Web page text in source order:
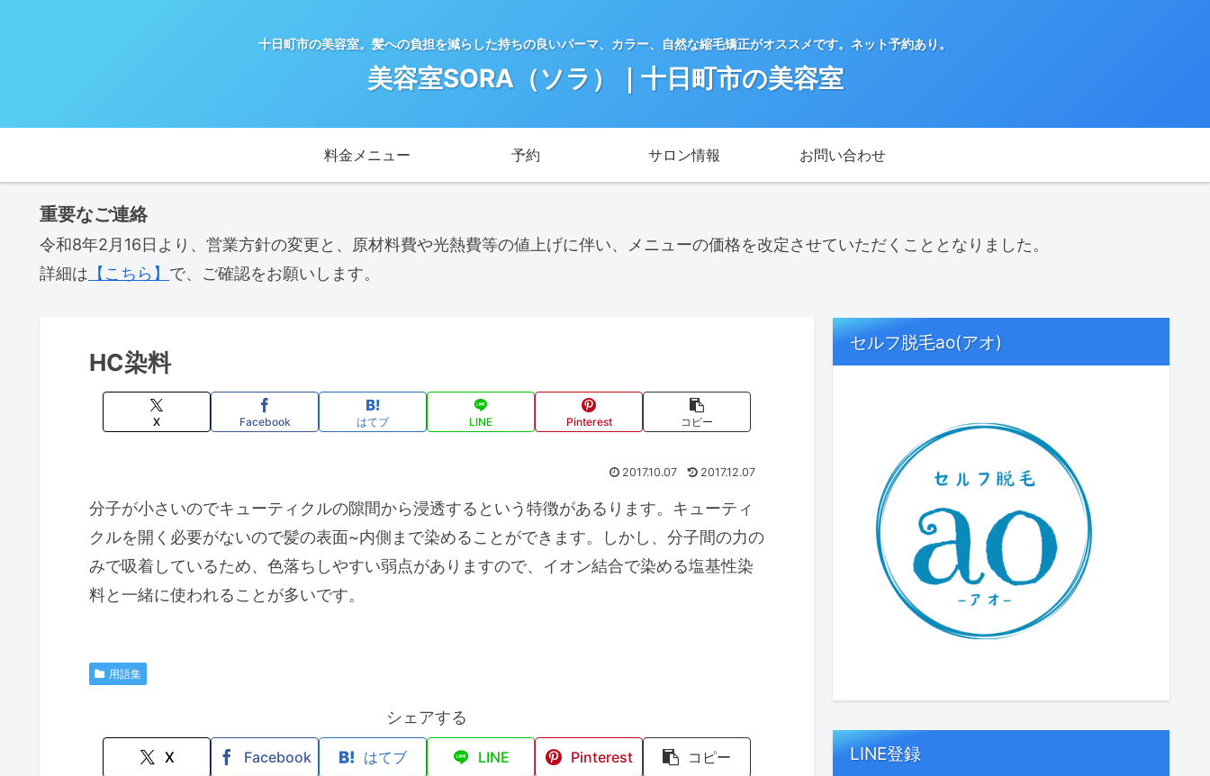
十日町市の美容室。髪への負担を減らした持ちの良いパーマ、カラー、自然な縮毛矯正がオススメです。ネット予約あり。
美容室SORA（ソラ）｜十日町市の美容室
料金メニュー 予約 サロン情報 お問い合わせ
重要なご連絡
令和8年2月16日より、営業方針の変更と、原材料費や光熱費等の値上げに伴い、メニューの価格を改定させていただくこととなりました。
詳細は 【こちら】 で、ご確認をお願いします。
HC染料
X Facebook はてブ LINE Pinterest コピー
2017.10.07 2017.12.07
分子が小さいのでキューティクルの隙間から浸透するという特徴があるります。キューティ
クルを開く必要がないので髪の表面~内側まで染めることができます。しかし、分子間の力の
みで吸着しているため、色落ちしやすい弱点がありますので、イオン結合で染める塩基性染
料と一緒に使われることが多いです。
用語集
シェアする
X Facebook はてブ LINE Pinterest コピー
セルフ脱毛ao(アオ)
LINE登録